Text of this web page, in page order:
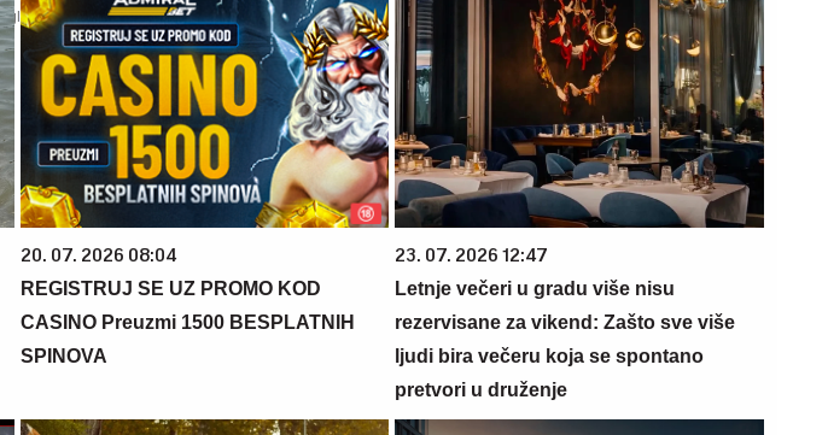
20. 07. 2026 08:04
REGISTRUJ SE UZ PROMO KOD
CASINO Preuzmi 1500 BESPLATNIH
SPINOVA
23. 07. 2026 12:47
Letnje večeri u gradu više nisu
rezervisane za vikend: Zašto sve više
ljudi bira večeru koja se spontano
pretvori u druženje